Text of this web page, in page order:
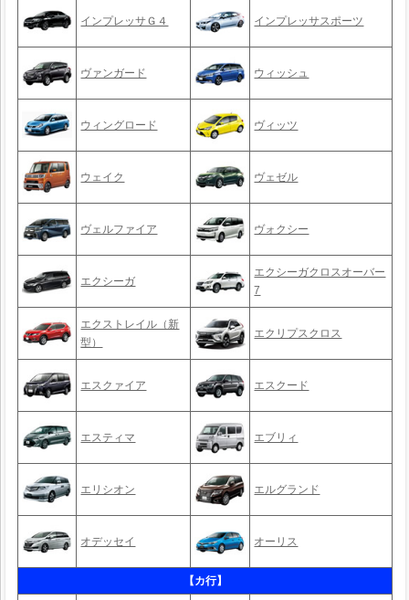
インプレッサＧ４ インプレッサスポーツ
ヴァンガード ウィッシュ
ウィングロード ヴィッツ
ウェイク ヴェゼル
ヴェルファイア ヴォクシー
エクシーガ
エクシーガクロスオーバー
7
エクストレイル（新
型）
エクリプスクロス
エスクァイア エスクード
エスティマ エブリィ
エリシオン エルグランド
オデッセイ オーリス
【カ行】